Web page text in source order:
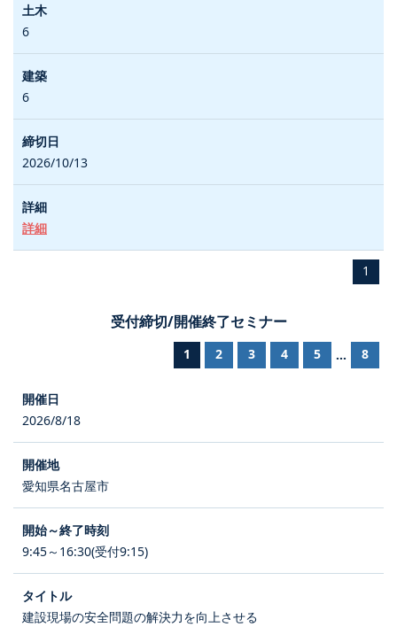
6
6
2026/10/13
詳細
1
受付締切/開催終了セミナー
1 2 3 4 5 ... 8
2026/8/18
愛知県名古屋市
9:45～16:30(受付9:15)
建設現場の安全問題の解決力を向上させる